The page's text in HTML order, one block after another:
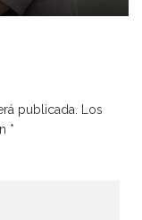
publicada. Los
*